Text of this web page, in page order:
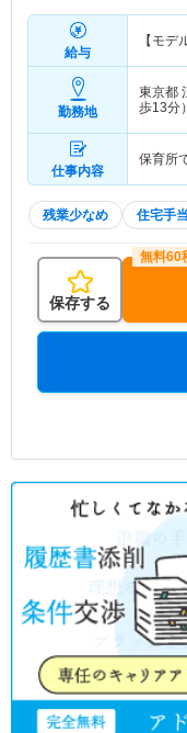
給与
【モデ
勤務地
東京都
歩13分）
仕事内容
保育所
残業少なめ 住宅手
保存する